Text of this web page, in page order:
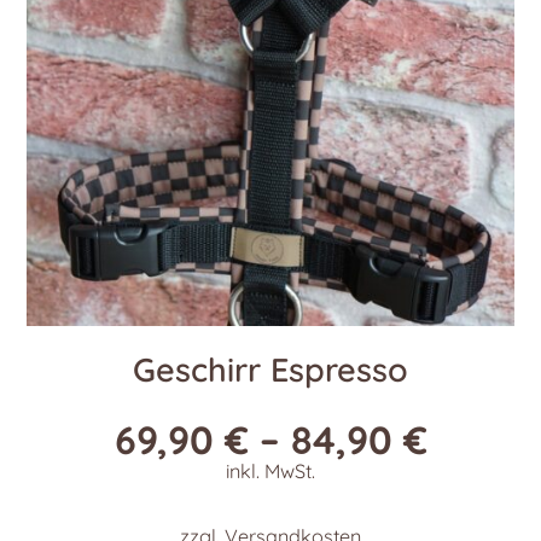
Geschirr Espresso
69,90€ – 84,90€
inkl. MwSt.